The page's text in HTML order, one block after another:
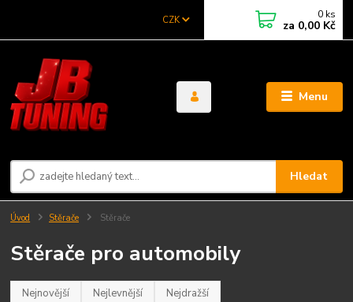
Menu
CZK
Hledat
0 ks
za 0,00 Kč
Úvod Stěrače Stěrače
Stěrače pro automobily
Nejnovější Nejlevnější Nejdražší